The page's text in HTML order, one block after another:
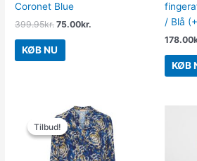
Coronet Blue
399.95kr. 75.00kr.
KØB NU
/ Blå
178.00
KØB
Tilbud!
Tilbud!
Den
oprindelige
pris
var:
399.00kr..
Den
aktuelle
pris
er:
100.00kr..